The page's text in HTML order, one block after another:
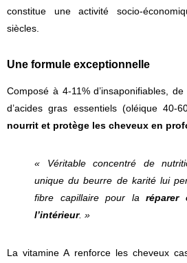
constitue une activité socio-
siècles.
Une formule exceptionnelle
Composé à 4-11% d’insaponifiables,
d’acides gras essentiels (oléique 40-
nourrit et protège les cheveux en
« Véritable concentré de
unique du beurre de karité lui
fibre capillaire pour la réparer
l’intérieur. »
La vitamine A renforce les cheveux